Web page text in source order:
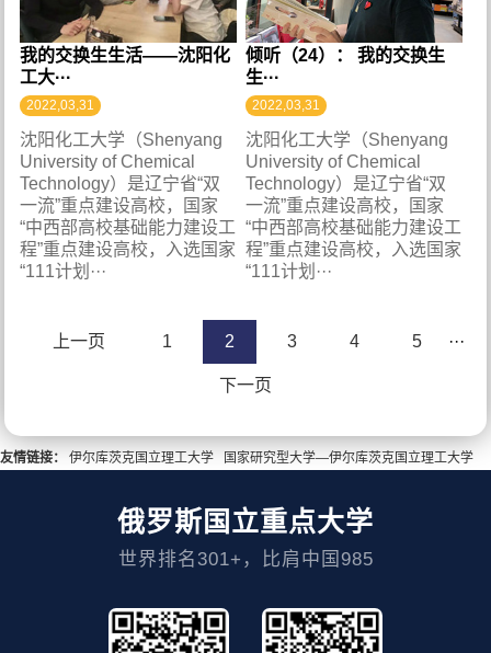
我的交换生生活——沈阳化
工大···
2022,03,31
沈阳化工大学（Shenyang
University of Chemical
Technology）是辽宁省“双
一流”重点建设高校，国家
“中西部高校基础能力建设工
程”重点建设高校，入选国家
“111计划···
倾听（24）： 我的交换生
生···
2022,03,31
沈阳化工大学（Shenyang
University of Chemical
Technology）是辽宁省“双
一流”重点建设高校，国家
“中西部高校基础能力建设工
程”重点建设高校，入选国家
“111计划···
上一页 1 2 3 4 5 ···
下一页
友情链接： 伊尔库茨克国立理工大学 国家研究型大学—伊尔库茨克国立理工大学
俄罗斯国立重点大学
世界排名301+，比肩中国985